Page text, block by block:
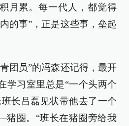
月累。每一代人，都觉得
的事”，正是这些事，垒起
团员”的冯森还记得，最开
学习室里总是“一个头两个
长吕磊见状带他去了一个
圈。“班长在猪圈旁给我